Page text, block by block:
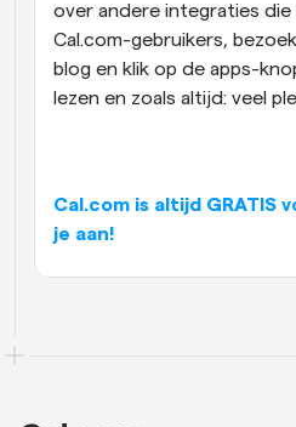
over andere integraties die
Cal.com-gebruikers,
blog en klik op de apps-
lezen en zoals altijd: veel
Cal.com is altijd GRATIS
je aan!